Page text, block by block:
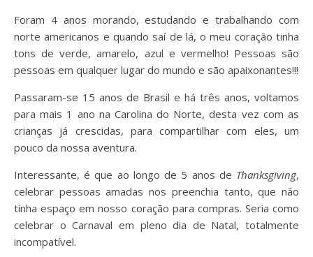
Foram 4 anos morando, estudando e trabalhando com
norte americanos e quando saí de lá, o meu coração tinha
tons de verde, amarelo, azul e vermelho! Pessoas são
pessoas em qualquer lugar do mundo e são apaixonantes!!!
Passaram-se 15 anos de Brasil e há três anos, voltamos
para mais 1 ano na Carolina do Norte, desta vez com as
crianças já crescidas, para compartilhar com eles, um
pouco da nossa aventura.
Interessante, é que ao longo de 5 anos de Thanksgiving,
celebrar pessoas amadas nos preenchia tanto, que não
tinha espaço em nosso coração para compras. Seria como
celebrar o Carnaval em pleno dia de Natal, totalmente
incompatível.